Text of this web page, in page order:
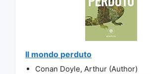
Il mondo perduto
Conan Doyle, Arthur (Author)